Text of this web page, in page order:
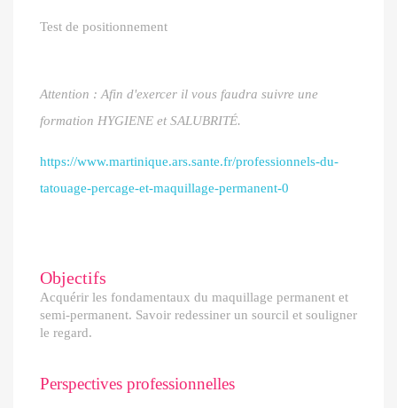
Test de positionnement
Attention : Afin d'exercer il vous faudra suivre une
formation HYGIENE et SALUBRITÉ.
https://www.martinique.ars.sante.fr/professionnels-du-
tatouage-percage-et-maquillage-permanent-0
Objectifs
Acquérir les fondamentaux du maquillage permanent et
semi-permanent. Savoir redessiner un sourcil et souligner
le regard.
Perspectives professionnelles